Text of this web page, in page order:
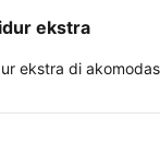
ekstra
ekstra di